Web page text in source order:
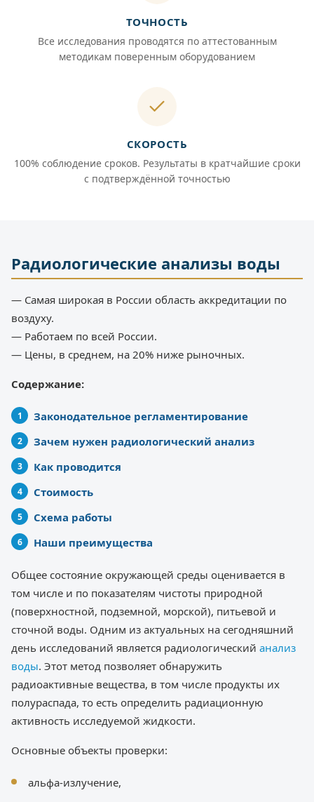
ТОЧНОСТЬ
Все исследования проводятся по аттестованным
методикам поверенным оборудованием
СКОРОСТЬ
100% соблюдение сроков. Результаты в кратчайшие сроки
с подтверждённой точностью
Радиологические анализы воды
— Самая широкая в России область аккредитации по
воздуху.
— Работаем по всей России.
— Цены, в среднем, на 20% ниже рыночных.
Содержание:
Законодательное регламентирование
Зачем нужен радиологический анализ
Как проводится
Стоимость
Схема работы
Наши преимущества
Общее состояние окружающей среды оценивается в
том числе и по показателям чистоты природной
(поверхностной, подземной, морской), питьевой и
сточной воды. Одним из актуальных на сегодняшний
день исследований является радиологический анализ
воды. Этот метод позволяет обнаружить
радиоактивные вещества, в том числе продукты их
полураспада, то есть определить радиационную
активность исследуемой жидкости.
Основные объекты проверки:
альфа-излучение,